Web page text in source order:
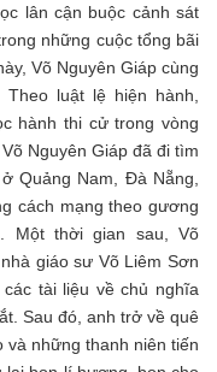
lân cận buộc cảnh sát
những cuộc tổng bãi
Võ Nguyên Giáp cùng
luật lệ hiện hành,
hành thi cử trong vòng
Nguyên Giáp đã đi tìm
Quảng Nam, Đà Nẵng,
cách mạng theo gương
Một thời gian sau, Võ
giáo sư Võ Liêm Sơn
tài liệu về chủ nghĩa
Sau đó, anh trở về quê
và những thanh niên tiến